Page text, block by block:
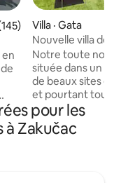
moyenne de 5 sur 5,
Villa · Gata
Nouvelle villa de
chauffée et
Notre toute
située dans un
de beaux sites et
et pourtant
les points
nouvellement
maximum de
pour les
à Zakučac